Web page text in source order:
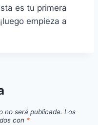
es tu primera
empieza a
no será publicada. Los
con *